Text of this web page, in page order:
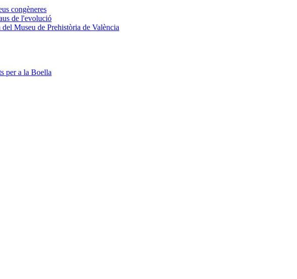
congèneres
de l'evolució
Museu de Prehistòria de València
per a la Boella